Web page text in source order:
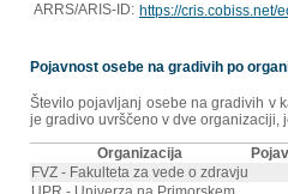
ARRS/ARIS-ID: https://cris.cobiss.net/
Pojavnost osebe na gradivih po
Število pojavljanj osebe na gradivih v
je gradivo uvrščeno v dve organizaciji,
Organizacija
FVZ - Fakulteta za vede o zdravju